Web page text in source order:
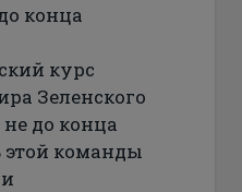
конца
курс
Зеленского
до конца
этой команды